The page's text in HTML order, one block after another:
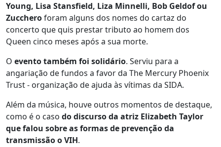
Young, Lisa Stansfield, Liza Minnelli, Bob Geldof ou
Zuccheroforam alguns dos nomes do cartaz do
concerto que quis prestar tributo ao homem dos
Queen cinco meses após a sua morte.
O evento também foi solidário. Serviu para a
angariação de fundos a favor da The Mercury Phoenix
Trust - organização de ajuda às vítimas da SIDA.
Além da música, houve outros momentos de destaque,
como é o caso do discurso da atriz Elizabeth Taylor
que falou sobre as formas de prevenção da
transmissão o VIH.